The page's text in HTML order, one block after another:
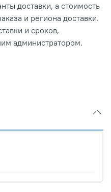
доставки, а стоимость
и региона доставки.
и сроков,
администратором.